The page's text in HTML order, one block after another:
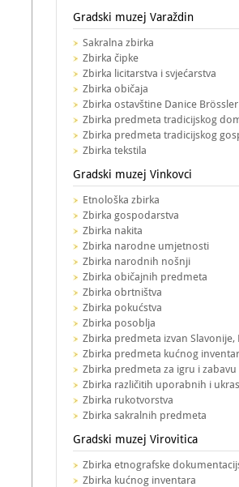
Gradski muzej Varaždin
Sakralna zbirka
Zbirka čipke
Zbirka licitarstva i svjećarstva
Zbirka običaja
Zbirka ostavštine Danice Brössler
Zbirka predmeta tradicijskog
Zbirka predmeta tradicijskog
Zbirka tekstila
Gradski muzej Vinkovci
Etnološka zbirka
Zbirka gospodarstva
Zbirka nakita
Zbirka narodne umjetnosti
Zbirka narodnih nošnji
Zbirka običajnih predmeta
Zbirka obrtništva
Zbirka pokućstva
Zbirka posoblja
Zbirka predmeta izvan Slavonije,
Zbirka predmeta kućnog
Zbirka predmeta za igru i zabavu
Zbirka različitih uporabnih i
Zbirka rukotvorstva
Zbirka sakralnih predmeta
Gradski muzej Virovitica
Zbirka etnografske
Zbirka kućnog inventara